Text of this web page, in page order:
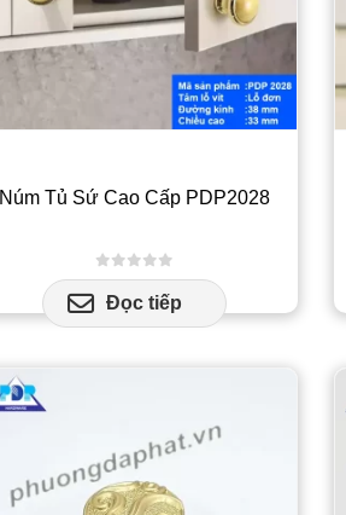
Núm Tủ Sứ Cao Cấp PDP2028
0out of 5
Đọc tiếp